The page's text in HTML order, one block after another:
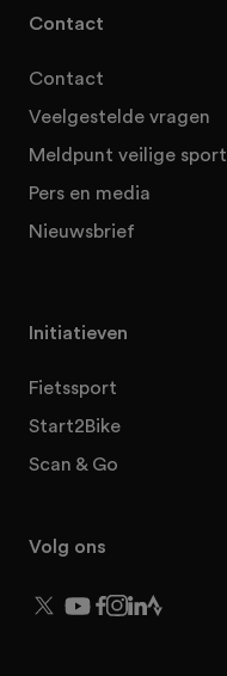
Contact
Contact
Veelgestelde vragen
Meldpunt veilige sport
Pers en media
Nieuwsbrief
Initiatieven
Fietssport
Start2Bike
Scan & Go
Volg ons